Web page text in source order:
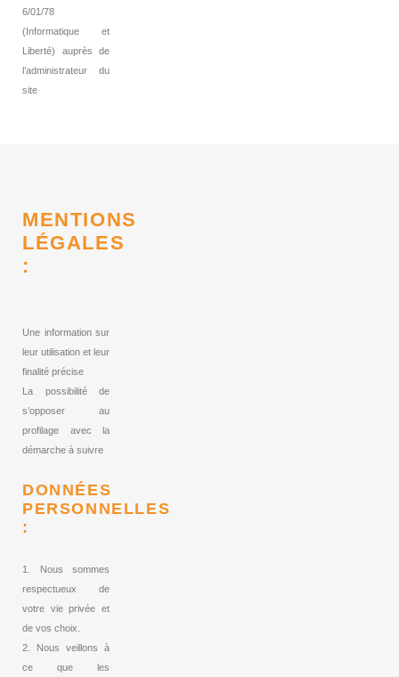
6/01/78
(Informatique et
Liberté) auprès de
l’administrateur du
site
MENTIONS
LÉGALES
:
Une information sur
leur utilisation et leur
finalité précise
La possibilité de
s’opposer au
profilage avec la
démarche à suivre
DONNÉES
PERSONNELLES
:
1. Nous sommes
respectueux de
votre vie privée et
de vos choix.
2. Nous veillons à
ce que les